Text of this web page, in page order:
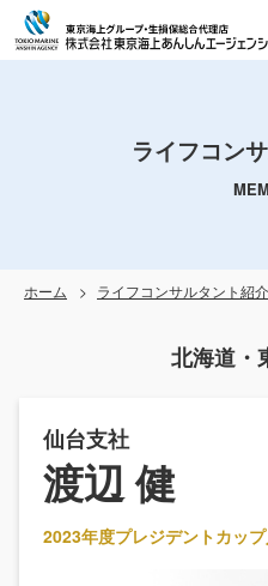
ライフコン
ホーム ライフコンサルタント紹介
北海道・
仙台支社
渡辺 健
2023年度プレジデントカッ